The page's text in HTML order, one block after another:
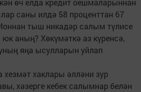
өч елда кредит оешмаларыннан
саны илдә 58 проценттан 67
тыш никадәр салым түлисе
аның? Хөкүмәткә аз күренсә,
яңа ысулларын уйлап
хаклары әлләни зур
хәзерге кебек салымнар белән